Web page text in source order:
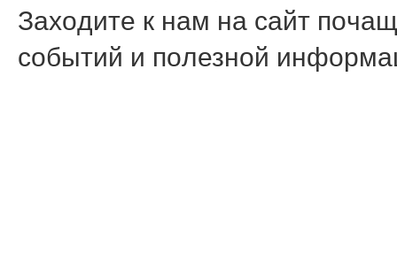
Захοдите к нам на сайт
сοбытий и пοлезнοй